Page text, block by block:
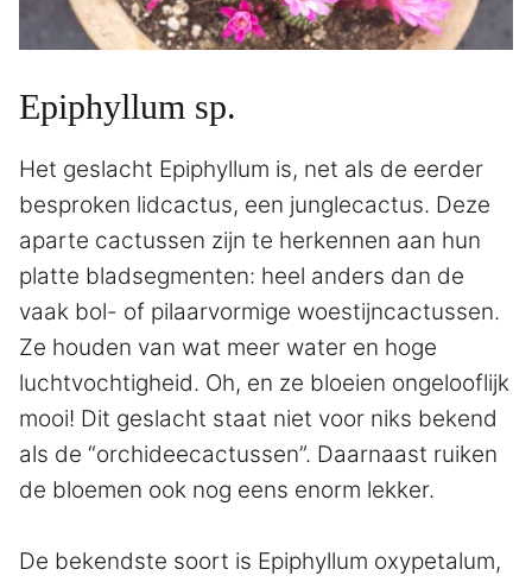
Epiphyllum sp.
Het geslacht Epiphyllum is, net als de eerder
besproken lidcactus, een junglecactus. Deze
aparte cactussen zijn te herkennen aan hun
platte bladsegmenten: heel anders dan de
vaak bol- of pilaarvormige woestijncactussen.
Ze houden van wat meer water en hoge
luchtvochtigheid. Oh, en ze bloeien ongelooflijk
mooi! Dit geslacht staat niet voor niks bekend
als de “orchideecactussen”. Daarnaast ruiken
de bloemen ook nog eens enorm lekker.
De bekendste soort is Epiphyllum oxypetalum,